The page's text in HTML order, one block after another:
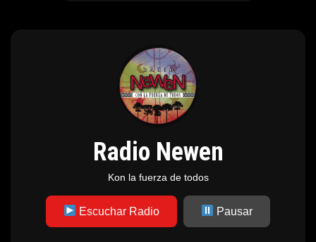
Radio Newen
Kon la fuerza de todos
Escuchar Radio Pausar